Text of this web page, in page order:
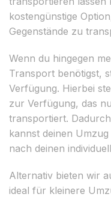
kostengünstige
Gegenstände zu
Wenn du hingegen
Transport benötigst,
Verfügung. Hierbei
zur Verfügung, das
transportiert.
kannst deinen
nach deinen
Alternativ bieten wir
ideal für kleinere